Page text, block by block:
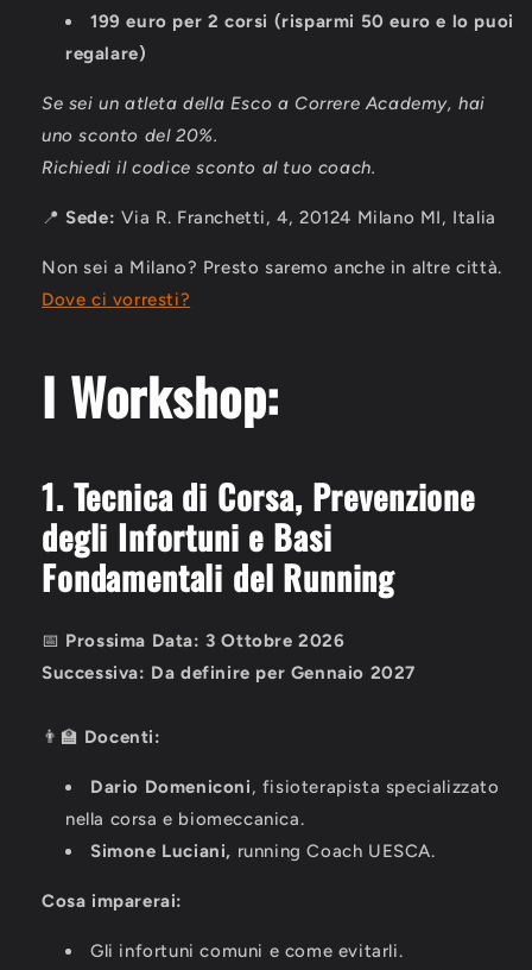
199 euro per 2 corsi (risparmi 50 euro e lo puoi
regalare)
Se sei un atleta della Esco a Correre Academy, hai
uno sconto del 20%.
Richiedi il codice sconto al tuo coach.
📍 Sede: Via R. Franchetti, 4, 20124 Milano MI, Italia
Non sei a Milano? Presto saremo anche in altre città.
Dove ci vorresti?
I Workshop:
1. Tecnica di Corsa, Prevenzione
degli Infortuni e Basi
Fondamentali del Running
📅 Prossima Data: 3 Ottobre 2026
Successiva: Da definire per Gennaio 2027
👨🏫 Docenti:
Dario Domeniconi, fisioterapista specializzato
nella corsa e biomeccanica.
Simone Luciani, running Coach UESCA.
Cosa imparerai:
Gli infortuni comuni e come evitarli.